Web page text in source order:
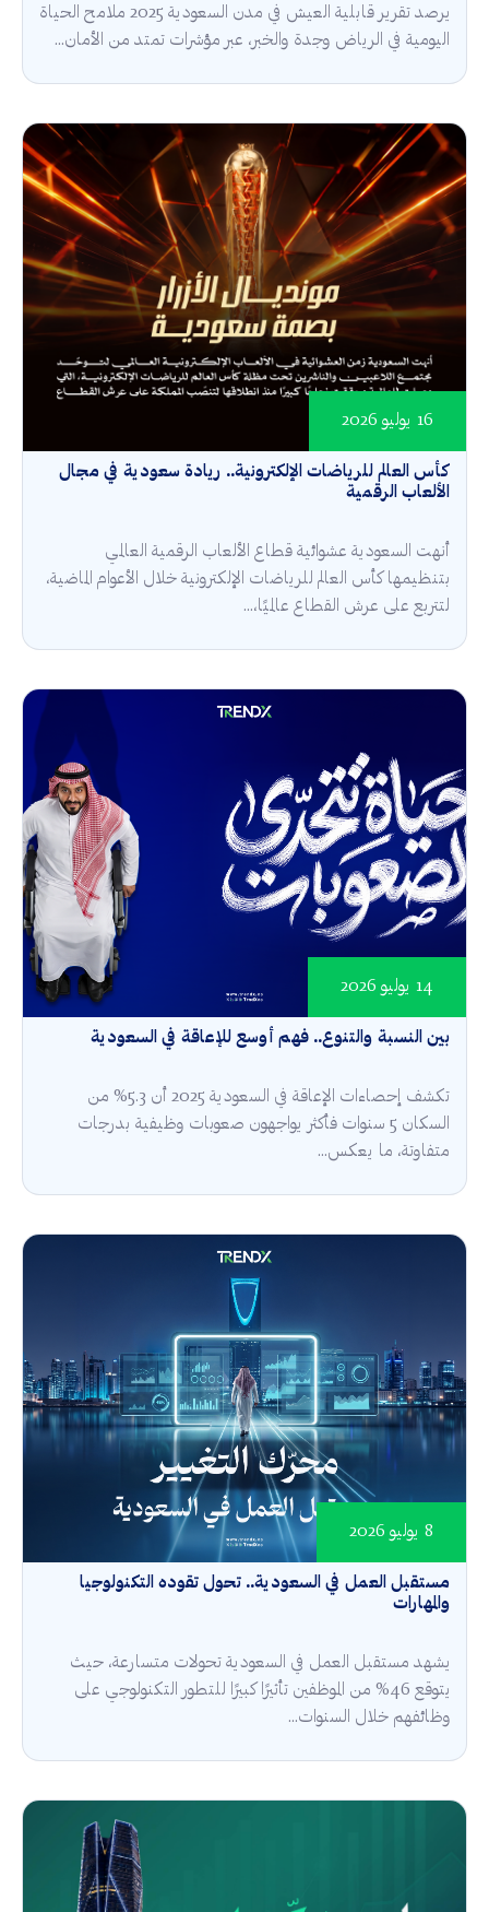
يرصد تقرير قابلية العيش في مدن السعودية 2025 ملامح الحياة
اليومية في الرياض وجدة والخبر، عبر مؤشرات تمتد من الأمان...
كأس العالم للرياضات الإلكترونية.. ريادة سعودية في مجال
الألعاب الرقمية
16 يوليو 2026
أنهت السعودية عشوائية قطاع الألعاب الرقمية العالمي
بتنظيمها كأس العالم للرياضات الإلكترونية خلال الأعوام الماضية،
لتتربع على عرش القطاع عالميًا،...
بين النسبة والتنوع.. فهم أوسع للإعاقة في السعودية
14 يوليو 2026
تكشف إحصاءات الإعاقة في السعودية 2025 أن 5.3% من
السكان 5 سنوات فأكثر يواجهون صعوبات وظيفية بدرجات
متفاوتة، ما يعكس...
مستقبل العمل في السعودية.. تحول تقوده التكنولوجيا
والمهارات
8 يوليو 2026
يشهد مستقبل العمل في السعودية تحولات متسارعة، حيث
يتوقع 46% من الموظفين تأثيرًا كبيرًا للتطور التكنولوجي على
وظائفهم خلال السنوات...